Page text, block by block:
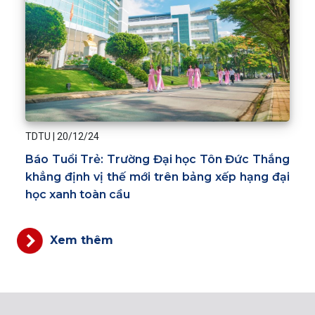
TDTU 20/12/24
Báo Tuổi Trẻ: Trường Đại học Tôn Đức Thắng
khẳng định vị thế mới trên bảng xếp hạng đại
học xanh toàn cầu
Xem thêm